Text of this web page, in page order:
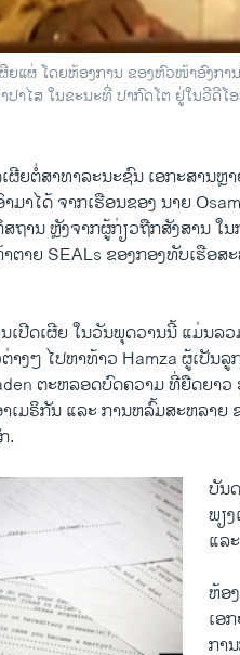
ຍແຜ່ ໂດຍຫ້ອງການ ​ຂອງ​ຫົວໜ້າ​ອົງກ
ປາໄສ ໃນຂະນະທີ່ ປາກົດໂຕ ຢູ່ໃນວີ
ຜີຍ​ຕໍ່​ສາທາລະນະຊົນ ​ເອກະສານ​ຫຼ
ມາ​ໄດ້​ ຈາກເຮືອນ​ຂອງ ນາຍ
ຖານ ຫຼັງຈາກ​ຜູ້ກ່ຽວ​ຖືກ​ສັງ​ສານ ​ໃ
ຕາຍ SEALs ຂອງ​ກອງທັບ​ເຮືອ​ສ
ເປີດ​ເຜີຍ ​ໃນ​ວັນ​ພຸດ​ວານ​ນີ້ ແມ່ນ​ລ
ງໆ ໄປຫາ​ທ້າວ Hamza ຜູ້​ເປັນລູ
ຕະຫລອດບົດຄວາມ​ ທີ່​ຍືດຍາວ
ເມຣິກັນ ​ແລະ ການຫລົ້ມສະຫລາຍ
.
ບັນ
ພຽ
ແລ
ຫ້ອ
ເອ
ກາ